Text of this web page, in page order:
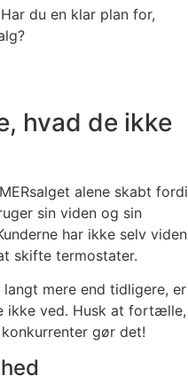
du en klar plan for,
hvad de ikke
alene skabt fordi
sin viden og sin
har ikke selv viden
skifte termostater.
mere end tidligere, er
ikke ved. Husk at fortælle,
gør det!